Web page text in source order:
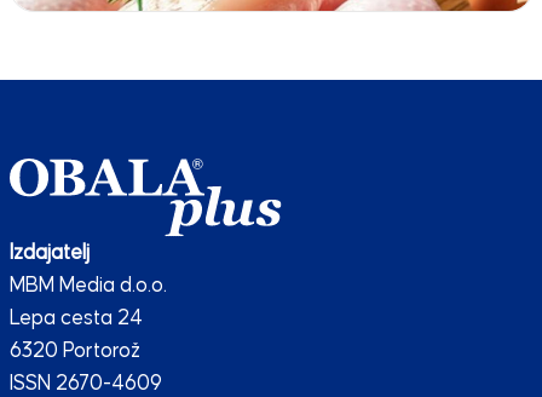
Izdajatelj
MBM Media d.o.o.
Lepa cesta 24
6320 Portorož
ISSN 2670-4609